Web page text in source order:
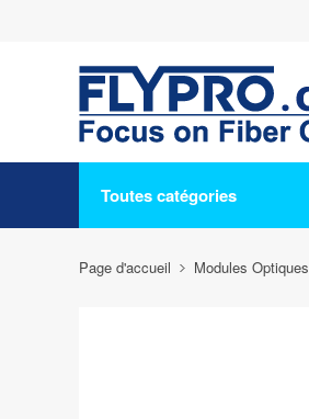
Toutes catégories
Page d'accueil Modules Optiques